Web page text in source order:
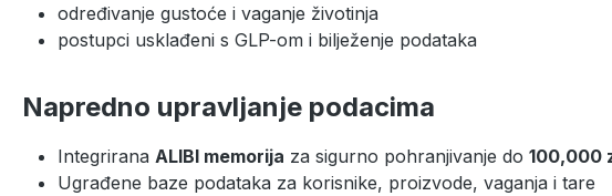
određivanje gustoće i vaganje životinja
postupci usklađeni s GLP-om i bilježenje podataka
Napredno upravljanje podacima
Integrirana ALIBI memorija za sigurno pohranjivanje do 100,000
Ugrađene baze podataka za korisnike, proizvode, vaganja i tare